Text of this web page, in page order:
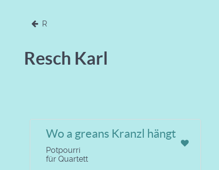
R
Resch Karl
Wo a greans Kranzl hängt
Potpourri
für Quartett